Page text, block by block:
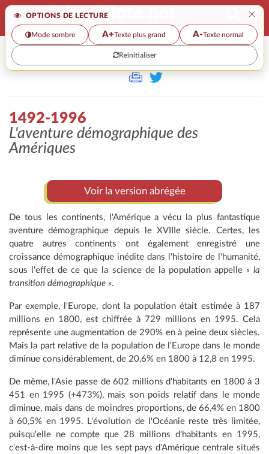
OPTIONS DE LECTURE ×
Mode sombre A+Texte plus grand A-Texte normal
Reinitialiser
>>
1492-1996
L'aventure démographique des
Amériques
Voir la version abrégée
De tous les continents, l'Amérique a vécu la plus fantastique
aventure démographique depuis le XVIIIe siècle. Certes, les
quatre autres continents ont également enregistré une
croissance démographique inédite dans l'histoire de l'humanité,
sous l'effet de ce que la science de la population appelle « la
transition démographique ».
Par exemple, l'Europe, dont la population était estimée à 187
millions en 1800, est chiffrée à 729 millions en 1995. Cela
représente une augmentation de 290% en à peine deux siècles.
Mais la part relative de la population de l'Europe dans le monde
diminue considérablement, de 20,6% en 1800 à 12,8 en 1995.
De même, l'Asie passe de 602 millions d'habitants en 1800 à 3
451 en 1995 (+473%), mais son poids relatif dans le monde
diminue, mais dans de moindres proportions, de 66,4% en 1800
à 60,5% en 1995. L'évolution de l'Océanie reste très limitée,
puisqu'elle ne compte que 28 millions d'habitants en 1995,
c'est-à-dire moins que les sept pays d'Amérique centrale situés